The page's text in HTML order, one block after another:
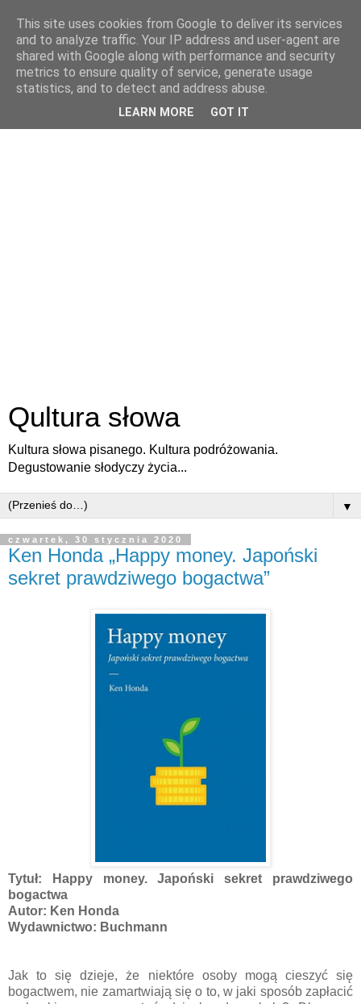
Qultura słowa
Kultura słowa pisanego. Kultura podróżowania.
Degustowanie słodyczy życia...
▼
czwartek, 30 stycznia 2020
Ken Honda „Happy money. Japoński
sekret prawdziwego bogactwa”
Tytuł: Happy money. Japoński sekret prawdziwego
bogactwa
Autor: Ken Honda
Wydawnictwo: Buchmann
Jak to się dzieje, że niektóre osoby mogą cieszyć się
bogactwem, nie zamartwiają się o to, w jaki sposób zapłacić
This site uses cookies from Google to deliver its services
and to analyze traffic. Your IP address and user-agent are
shared with Google along with performance and security
metrics to ensure quality of service, generate usage
statistics, and to detect and address abuse.
LEARN MORE GOT IT